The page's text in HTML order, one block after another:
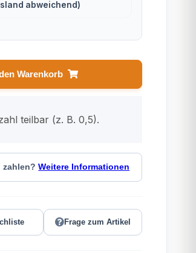
abweichend)
Warenkorb
teilbar (z. B. 0,5).
zahlen?Weitere Informationen
Frage zum Artikel